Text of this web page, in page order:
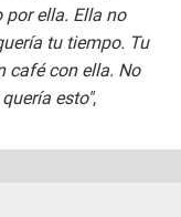
ella. Ella no
tu tiempo. Tu
café con ella. No
esto",